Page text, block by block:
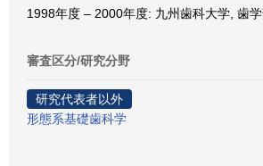
1998年度 – 2000年度: 九州歯科大学, 歯
審査区分/研究分野
研究代表者以外
形態系基礎歯科学